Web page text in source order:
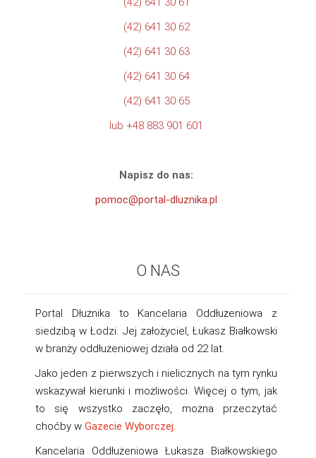
(42) 641 30 62
(42) 641 30 63
(42) 641 30 64
(42) 641 30 65
lub +48 883 901 601
Napisz do nas:
pomoc@portal-dluznika.pl
O NAS
Portal Dłużnika to Kancelaria Oddłużeniowa z
siedzibą w Łodzi. Jej założyciel, Łukasz Białkowski
w branży oddłużeniowej działa od 22 lat.
Jako jeden z pierwszych i nielicznych na tym rynku
wskazywał kierunki i możliwości. Więcej o tym, jak
to się wszystko zaczęło, można przeczytać
choćby w Gazecie Wyborczej.
Kancelaria Oddłużeniowa Łukasza Białkowskiego